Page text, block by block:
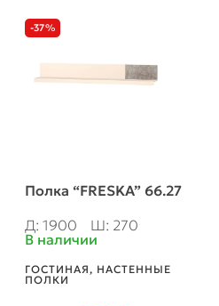
-37%
Полка “FRESKA” 66.27
Д: 1900
Ш: 270
В наличии
ГОСТИНАЯ, НАСТЕННЫЕ
ПОЛКИ